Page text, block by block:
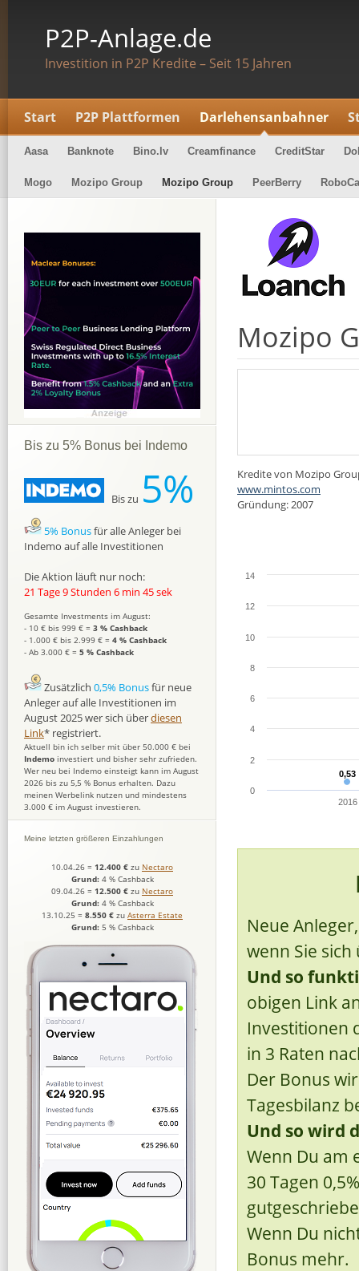
P2P-Anlage.de
Investition in P2P Kredite – Seit 15 Jahren
Start P2P Plattformen Darlehensanbahner
Aasa Banknote Bino.lv Creamfinance CreditStar
Mogo Mozipo Group Mozipo Group PeerBerry
Mozipo
Kredite von Mozipo
www.mintos.com
Gründung: 2007
0,53
0,53
2016
0
2
4
6
8
10
12
14
Neue
wenn Sie
Und so
obigen Link
Investitionen
in 3 Raten
Der Bonus
Tagesbilanz
Und so wird
Wenn Du am
30 Tagen
Wenn Du
Bonus mehr.
Bis zu 5% Bonus bei Indemo
Bis zu 5%
5% Bonusfür alle Anleger bei
Indemo auf alle Investitionen
Die Aktion läuft nur noch:
21 Tage 9 Stunden 6 min 44 sek
Gesamte Investments im August:
- 10 € bis 999 € = 3 % Cashback
- 1.000 € bis 2.999 € = 4 % Cashback
- Ab 3.000 € = 5 % Cashback
Zusätzlich 0,5% Bonusfür neue
Anleger auf alle Investitionen im
August 2025 wer sich überdiesen
Link* registriert.
Aktuell bin ich selber mit über 50.000 € bei
Indemo investiert und bisher sehr zufrieden.
Wer neu bei Indemo einsteigt kann im August
2026 bis zu 5,5 % Bonus erhalten. Dazu
meinen Werbelink nutzen und mindestens
3.000 € im August investieren.
Meine letzten größeren Einzahlungen
10.04.26 = 12.400 € zu Nectaro
Grund: 4 % Cashback
09.04.26 = 12.500 € zu Nectaro
Grund: 4 % Cashback
13.10.25 = 8.550 € zu Asterra Estate
Grund: 5 % Cashback